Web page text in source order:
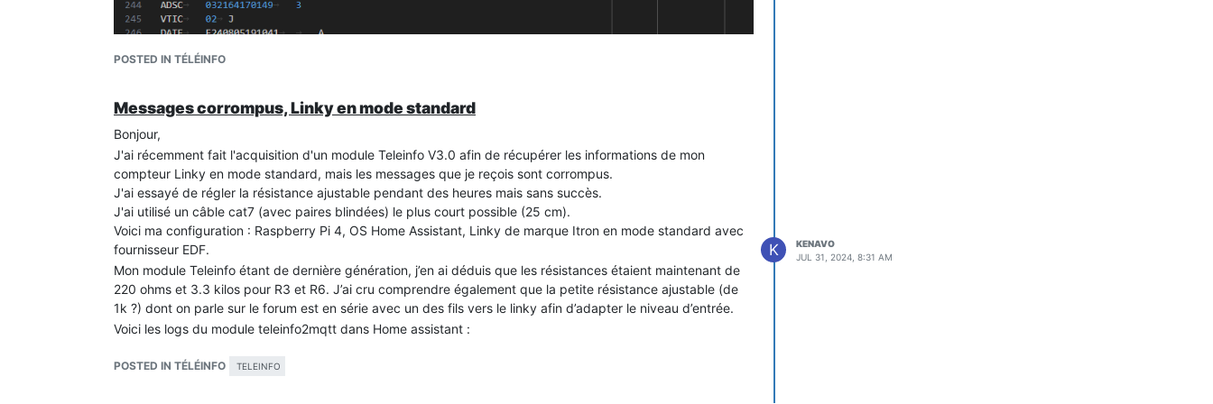
Il va donc falloir que je regarde cela de plus près, mais ce qui me gêne, c'est que cette intégration est assez
Je te remercie de m'avoir mis sur la voie,
POSTED IN TÉLÉINFO
Messages corrompus, Linky en mode standard
Bonjour,
J'ai récemment fait l'acquisition d'un module Teleinfo V3.0 afin de récupérer les informations de mon
compteur Linky en mode standard, mais les messages que je reçois sont corrompus.
J'ai essayé de régler la résistance ajustable pendant des heures mais sans succès.
J'ai utilisé un câble cat7 (avec paires blindées) le plus court possible (25 cm).
Voici ma configuration : Raspberry Pi 4, OS Home Assistant, Linky de marque Itron en mode standard avec
fournisseur EDF.
Mon module Teleinfo étant de dernière génération, j’en ai déduis que les résistances étaient maintenant de
220 ohms et 3.3 kilos pour R3 et R6. J’ai cru comprendre également que la petite résistance ajustable (de
1k ?) dont on parle sur le forum est en série avec un des fils vers le linky afin d’adapter le niveau d’entrée.
Voici les logs du module teleinfo2mqtt dans Home assistant :
13:31:21.996  INFO teleinfo2mqtt: Connected to port [/dev/serial/by-id/usb-CH2i_uTinfo-V3.0_TINFO-2064-if00]
POSTED IN TÉLÉINFO TELEINFO
K
KENAVO
JUL 31, 2024, 8:31 AM